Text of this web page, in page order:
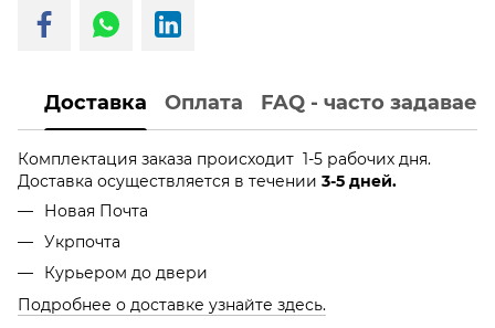
Доставка Оплата FAQ - часто
Комплектация заказа происходит 1-5 рабочих дня.
Доставка осуществляется в течении 3-5 дней.
Новая Почта
Укрпочта
Курьером до двери
Подробнее о доставке узнайте здесь.